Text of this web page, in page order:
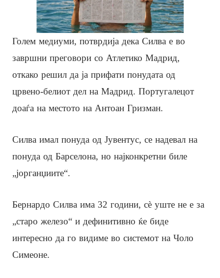
Голем медиуми, потврдија дека Силва е во
завршни преговори со Атлетико Мадрид,
откако решил да ја прифати понудата од
црвено-белиот дел на Мадрид. Португалецот
доаѓа на местото на Антоан Гризман.
Силва имал понуда од Јувентус, се надевал на
понуда од Барселона, но најконкретни биле
„јорганџиите“.
Бернардо Силва има 32 години, сè уште не е за
„старо железо“ и дефинитивно ќе биде
интересно да го видиме во системот на Чоло
Симеоне.